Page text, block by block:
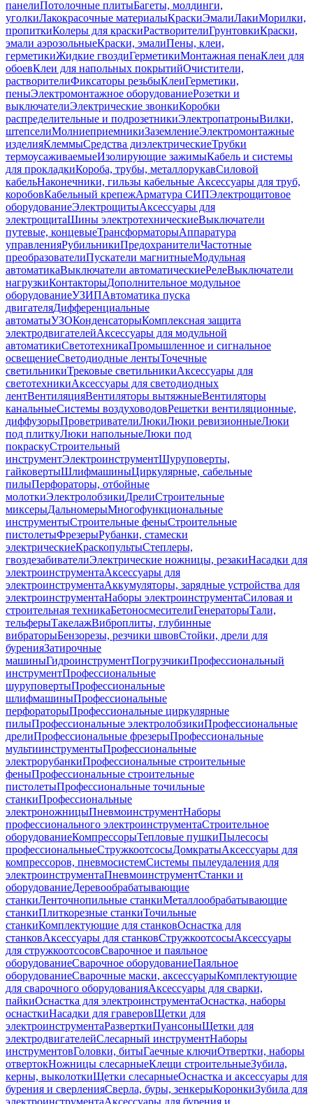
панелиПотолочные плитыБагеты, молдинги,
уголкиЛакокрасочные материалыКраскиЭмалиЛакиМорилки,
пропиткиКолеры для краскиРастворителиГрунтовкиКраски,
эмали аэрозольныеКраски, эмалиПены, клеи,
герметикиЖидкие гвоздиГерметикиМонтажная пенаКлеи для
обоевКлеи для напольных покрытийОчистители,
растворителиФиксаторы резьбыКлеиГерметики,
пеныЭлектромонтажное оборудованиеРозетки и
выключателиЭлектрические звонкиКоробки
распределительные и подрозетникиЭлектропатроныВилки,
штепселиМолниеприемникиЗаземлениеЭлектромонтажные
изделияКлеммыСредства диэлектрическиеТрубки
термоусаживаемыеИзолирующие зажимыКабель и системы
для прокладкиКороба, трубы, металлорукавСиловой
кабельНаконечники, гильзы кабельные Аксессуары для труб,
коробовКабельный крепежАрматура СИПЭлектрощитовое
оборудованиеЭлектрощитыАксессуары для
электрощитаШины электротехническиеВыключатели
путевые, концевыеТрансформаторыАппаратура
управленияРубильникиПредохранителиЧастотные
преобразователиПускатели магнитныеМодульная
автоматикаВыключатели автоматическиеРелеВыключатели
нагрузкиКонтакторыДополнительное модульное
оборудованиеУЗИПАвтоматика пуска
двигателяДифференциальные
автоматыУЗОКонденсаторыКомплексная защита
электродвигателейАксессуары для модульной
автоматикиСветотехникаПромышленное и сигнальное
освещениеСветодиодные лентыТочечные
светильникиТрековые светильникиАксессуары для
светотехникиАксессуары для светодиодных
лентВентиляцияВентиляторы вытяжныеВентиляторы
канальныеСистемы воздуховодовРешетки вентиляционные,
диффузорыПроветривателиЛюкиЛюки ревизионныеЛюки
под плиткуЛюки напольныеЛюки под
покраскуСтроительный
инструментЭлектроинструментШуруповерты,
гайковертыШлифмашиныЦиркулярные, сабельные
пилыПерфораторы, отбойные
молоткиЭлектролобзикиДрелиСтроительные
миксерыДальномерыМногофункциональные
инструментыСтроительные феныСтроительные
пистолетыФрезерыРубанки, стамески
электрическиеКраскопультыСтеплеры,
гвоздезабивателиЭлектрические ножницы, резакиНасадки для
электроинструментаАксессуары для
электроинструментаАккумуляторы, зарядные устройства для
электроинструментаНаборы электроинструментаСиловая и
строительная техникаБетоносмесителиГенераторыТали,
тельферыТакелажВиброплиты, глубинные
вибраторыБензорезы, резчики швовСтойки, дрели для
буренияЗатирочные
машиныГидроинструментПогрузчикиПрофессиональный
инструментПрофессиональные
шуруповертыПрофессиональные
шлифмашиныПрофессиональные
перфораторыПрофессиональные циркулярные
пилыПрофессиональные электролобзикиПрофессиональные
дрелиПрофессиональные фрезерыПрофессиональные
мультиинструментыПрофессиональные
электрорубанкиПрофессиональные строительные
феныПрофессиональные строительные
пистолетыПрофессиональные точильные
станкиПрофессиональные
электроножницыПневмоинструментНаборы
профессионального электроинструментаСтроительное
оборудованиеКомпрессорыТепловые пушкиПылесосы
профессиональныеСтружкоотсосыДомкратыАксессуары для
компрессоров, пневмосистемСистемы пылеудаления для
электроинструментаПневмоинструментСтанки и
оборудованиеДеревообрабатывающие
станкиЛенточнопильные станкиМеталлообрабатывающие
станкиПлиткорезные станкиТочильные
станкиКомплектующие для станковОснастка для
станковАксессуары для станковСтружкоотсосыАксессуары
для стружкоотсосовСварочное и паяльное
оборудованиеСварочное оборудованиеПаяльное
оборудованиеСварочные маски, аксессуарыКомплектующие
для сварочного оборудованияАксессуары для сварки,
пайкиОснастка для электроинструментаОснастка, наборы
оснасткиНасадки для граверовЩетки для
электроинструментаРазверткиПуансоныЩетки для
электродвигателейСлесарный инструментНаборы
инструментовГоловки, битыГаечные ключиОтвертки, наборы
отвертокНожницы слесарныеКлещи строительныеЗубила,
керны, выколоткиЩетки слесарныеОснастка и аксессуары для
бурения и сверленияСверла, буры, зенкерыКоронкиЗубила для
электроинструментаАксессуары для бурения и